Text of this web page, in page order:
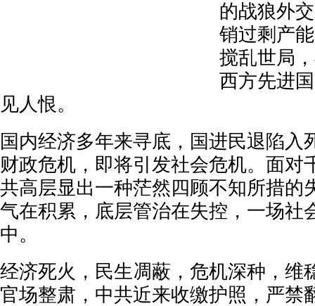
的战狼外
销过剩产
搅乱世局
西方先进
见人恨。
国内经济多年来寻底，国进民退陷入
财政危机，即将引发社会危机。面对
共高层显出一种茫然四顾不知所措的
气在积累，底层管治在失控，一场社
中。
经济死火，民生凋蔽，危机深种，维
官场整肃，中共近来收缴护照，严禁